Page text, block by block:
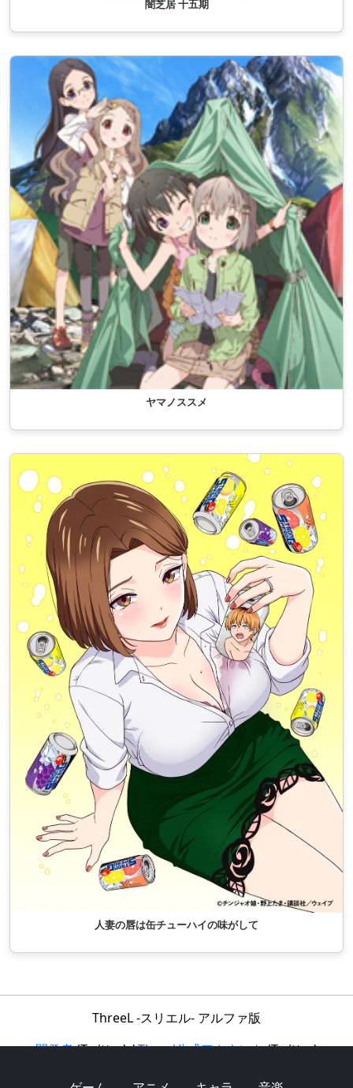
闇芝居 十五期
ヤマノススメ
人妻の唇は缶チューハイの味がして
ThreeL -スリエル- アルファ版
開発者(Twitter) /Threel公式アカウント(Twitter)